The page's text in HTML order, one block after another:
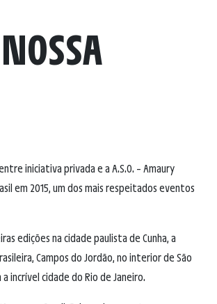
iniciativa privada e a A.S.O. – Amaury
em 2015, um dos mais respeitados eventos
edições na cidade paulista de Cunha, a
Campos do Jordão, no interior de São
incrível cidade do Rio de Janeiro.